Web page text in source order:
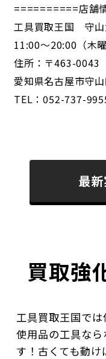
==========店舗
工具買取王国 守山
11:00～20:00（木曜
住所：〒463-0043
愛知県名古屋市守
TEL：052-737-
最
買取強
工具買取王国で
使用品の工具な
す！ 古くても動